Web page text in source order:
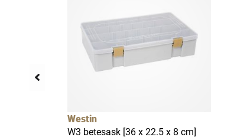
Westin
W3 betesask [36 x 22.5 x 8 cm]